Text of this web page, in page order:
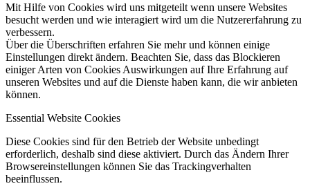
Mit Hilfe von Cookies wird uns mitgeteilt wenn unsere Websites
besucht werden und wie interagiert wird um die Nutzererfahrung zu
verbessern.
Über die Überschriften erfahren Sie mehr und können einige
Einstellungen direkt ändern. Beachten Sie, dass das Blockieren
einiger Arten von Cookies Auswirkungen auf Ihre Erfahrung auf
unseren Websites und auf die Dienste haben kann, die wir anbieten
können.
Essential Website Cookies
Diese Cookies sind für den Betrieb der Website unbedingt
erforderlich, deshalb sind diese aktiviert. Durch das Ändern Ihrer
Browsereinstellungen können Sie das Trackingverhalten
beeinflussen.